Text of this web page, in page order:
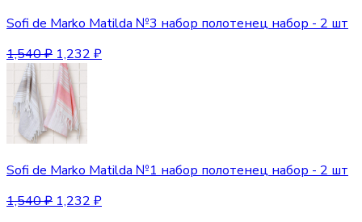
Sofi de Marko Matilda №3 набор полотенец набор - 2 шт
1,540₽ 1,232 ₽
Sofi de Marko Matilda №1 набор полотенец набор - 2 шт
1,540₽ 1,232 ₽